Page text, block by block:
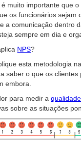
muito importante que
os funcionários sejam
a comunicação dentro
sempre em dia e
NPS?
esta metodologia
saber o que os clientes
embora.
para medir a
sobre as situações